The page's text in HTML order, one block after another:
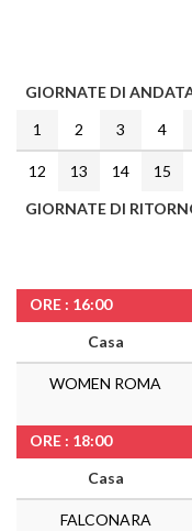
GIORNATE DI
1
2 3 4
12 13 14 15
GIORNATE DI
ORE : 16:00
Casa
WOMEN ROMA
ORE : 18:00
Casa
FALCONARA